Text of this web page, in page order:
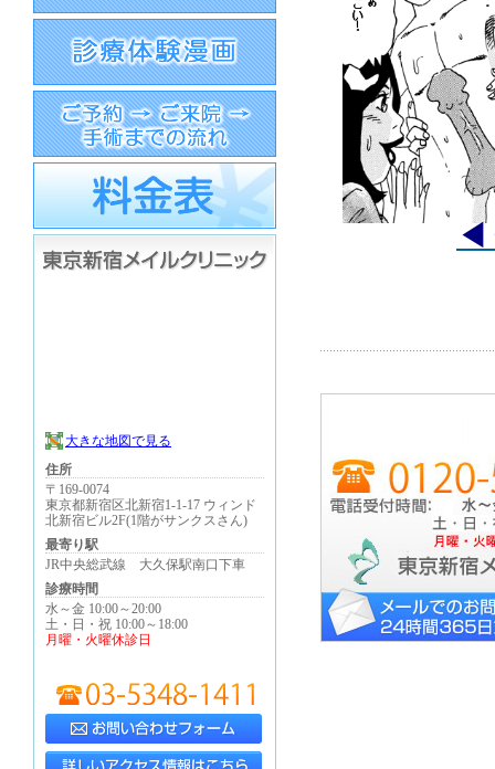
大きな地図で見る
住所
〒169-0074
東京都新宿区北新宿1-1-17 ウィンド
北新宿ビル2F(1階がサンクスさん)
最寄り駅
JR中央総武線 大久保駅南口下車
診療時間
水～金 10:00～20:00
土・日・祝 10:00～18:00
月曜・火曜休診日